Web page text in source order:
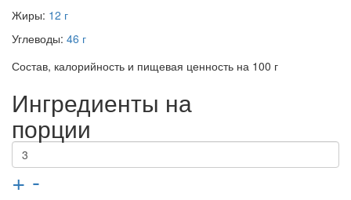
Жиры: 12 г
Углеводы: 46 г
Состав, калорийность и пищевая ценность на 100 г
Ингредиенты на
порции
+ -